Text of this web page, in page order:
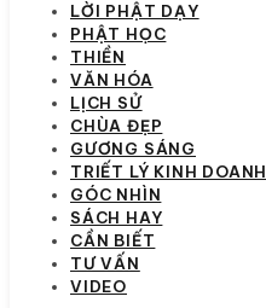
LỜI PHẬT DẠY
PHẬT HỌC
THIỀN
VĂN HÓA
LỊCH SỬ
CHÙA ĐẸP
GƯƠNG SÁNG
TRIẾT LÝ KINH DOANH
GÓC NHÌN
SÁCH HAY
CẦN BIẾT
TƯ VẤN
VIDEO